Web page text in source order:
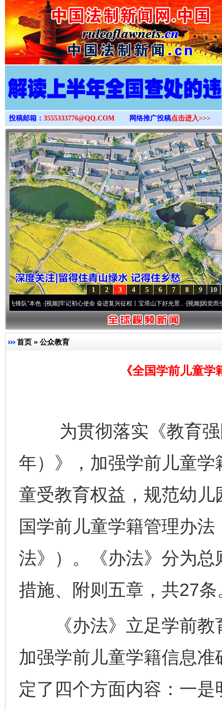
>
投稿邮箱： 3555333776@QQ.COM 网络推广投稿点击进入>>>
10
9
8
7
6
5
4
3
2
1
·[视频]牢记初心使命 奋进复兴征程丨宝塔山下好光景..·[视频]因党而生 为党而
首页 » 公众教育
《全国学前儿童
为贯彻落实《教育强
年）》，加强学前儿童
童受教育权益，规范幼
国学前儿童学籍管理办
法》）。《办法》分为
措施、附则五章，共27条
《办法》立足学前教
加强学前儿童学籍信息
定了四个方面内容：一